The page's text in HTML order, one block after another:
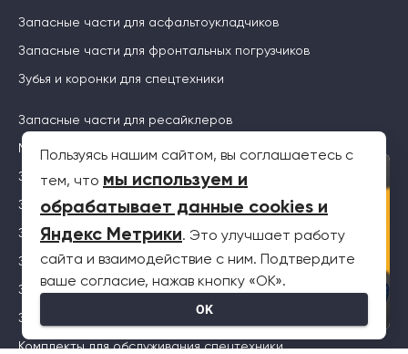
Запасные части для асфальтоукладчиков
Запасные части для фронтальных погрузчиков
Зубья и коронки для спецтехники
Запасные части для ресайклеров
Масла Комтранс
Запасные части для дорожных фрез
Запасные части для телескопических погрузчиков
Запасные части для рефрижераторов
Запчасти для буровых установок
Запасные части для самосвалов
Запасные части для автокранов
Комплекты для обслуживания спецтехники
Пользуясь нашим сайтом, вы соглашаетесь с
тем, что мы используем и
обрабатывает данные cookies и
Яндекс Метрики. Это улучшает работу
сайта и взаимодействие с ним. Подтвердите
ваше согласие, нажав кнопку «OK».
OK